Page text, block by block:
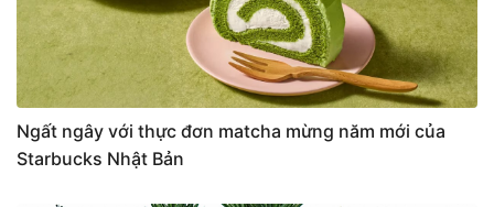
Ngất ngây với thực đơn matcha mừng năm mới của
Starbucks Nhật Bản